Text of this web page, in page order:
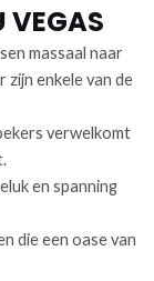
VEGAS
massaal naar
zijn enkele van de
verwelkomt
en spanning
die een oase van